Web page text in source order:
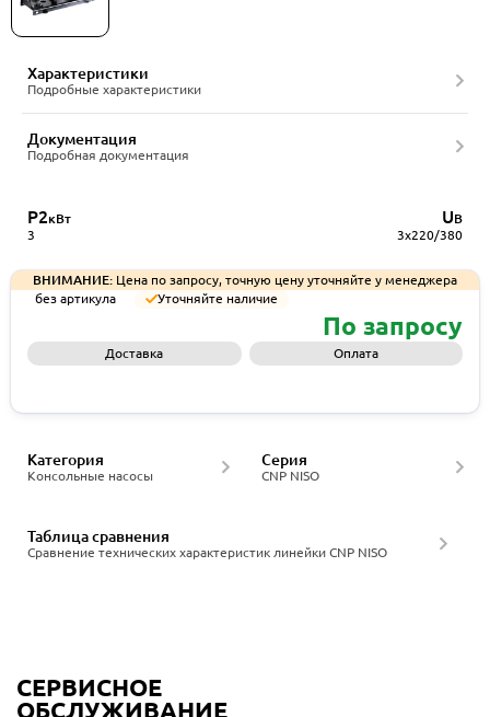
Характеристики
Подробные характеристики
Документация
Подробная документация
P2кВт
3
UВ
3x220/380
ВНИМАНИЕ: Цена по запросу, точную цену уточняйте у менеджера
без артикула
Уточняйте наличие
По запросу
Доставка Оплата
Консольные насосы
Категория
CNP NISO
Серия
Сравнение технических характеристик линейки CNP NISO
Таблица сравнения
СЕРВИСНОЕ
ОБСЛУЖИВАНИЕ